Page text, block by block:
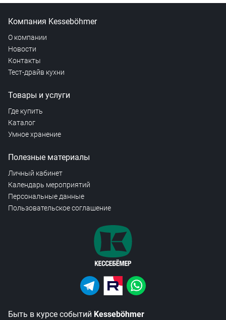
Компания Kesseböhmer
О компании
Новости
Контакты
Тест-драйв кухни
Товары и услуги
Где купить
Каталог
Умное хранение
Полезные материалы
Личный кабинет
Календарь мероприятий
Персональные данные
Пользовательское соглашение
Быть в курсе событий Kesseböhmer